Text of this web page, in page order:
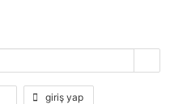
giriş yap